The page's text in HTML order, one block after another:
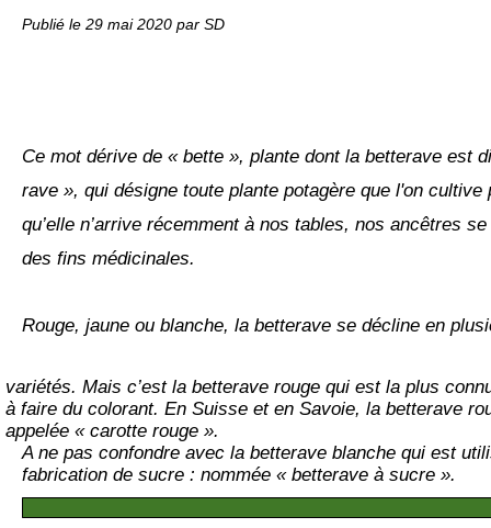
Publié le 29 mai 2020 par SD
Ce mot dérive de « bette », plante dont la betterave est
rave », qui désigne toute plante potagère que l'on cultive
qu’elle n’arrive récemment à nos tables, nos ancêtres
des fins médicinales.
Rouge, jaune ou blanche, la betterave se décline en
à faire du colorant. En Suisse et en Savoie, la betterave
appelée « carotte rouge ».
A ne pas confondre avec la betterave blanche qui est
fabrication de sucre : nommée « betterave à sucre ».